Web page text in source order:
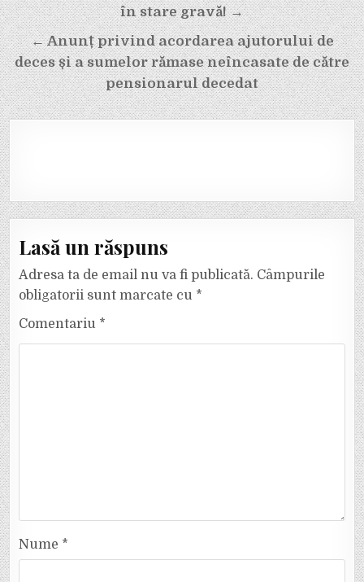
în stare gravă! →
← Anunț privind acordarea ajutorului de
deces și a sumelor rămase neîncasate de către
pensionarul decedat
Lasă un răspuns
Adresa ta de email nu va fi publicată. Câmpurile
obligatorii sunt marcate cu *
Comentariu *
Nume *